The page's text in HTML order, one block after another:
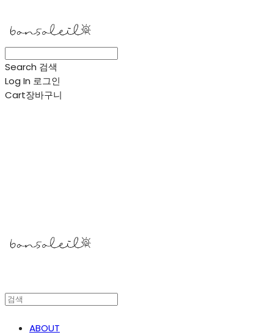
Search 검색
Log In 로그인
Cart장바구니
ABOUT